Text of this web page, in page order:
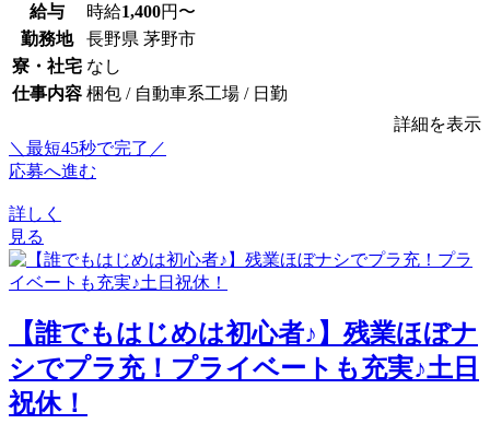
給与 時給1,400円〜
勤務地
長野県 茅野市
寮・社宅 なし
仕事内容 梱包 / 自動車系工場 / 日勤
詳細を表示
＼最短45秒で完了／
応募へ進む
詳しく
見る
【誰でもはじめは初心者♪】残業ほぼナ
シでプラ充！プライベートも充実♪土日
祝休！